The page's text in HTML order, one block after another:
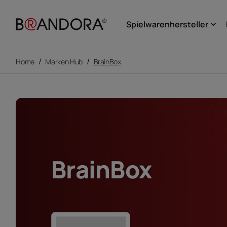
Spielwarenhersteller keyboard_arrow_down
Home / Marken Hub / BrainBox
BrainBox